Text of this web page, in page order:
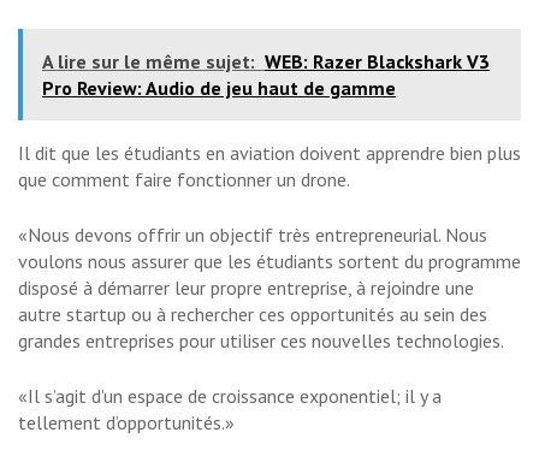
A lire sur le même sujet: WEB: Razer Blackshark V3
Pro Review: Audio de jeu haut de gamme
Il dit que les étudiants en aviation doivent apprendre bien plus
que comment faire fonctionner un drone.
«Nous devons offrir un objectif très entrepreneurial. Nous
voulons nous assurer que les étudiants sortent du programme
disposé à démarrer leur propre entreprise, à rejoindre une
autre startup ou à rechercher ces opportunités au sein des
grandes entreprises pour utiliser ces nouvelles technologies.
«Il s’agit d’un espace de croissance exponentiel; il y a
tellement d’opportunités.»